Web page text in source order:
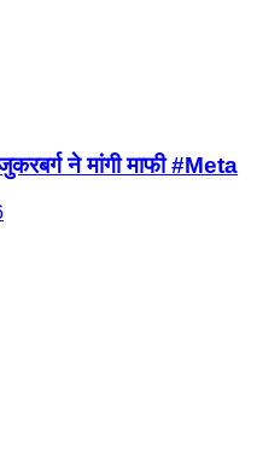
ने मांगी माफी #Meta